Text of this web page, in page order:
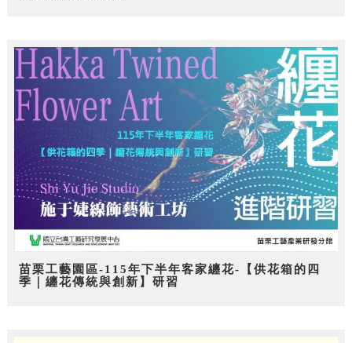
苗栗工藝園區-115年下半年客家纏花-【供花箱的四
季｜纏花傳統與創新】研習